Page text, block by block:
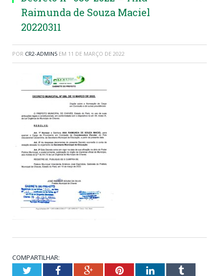
Raimunda de Souza Maciel
20220311
POR CR2-ADMIN5 EM 11 DE MARÇO DE 2022
COMPARTILHAR:
TwitterFacebookGoogle+PinterestLinkedInTumblr